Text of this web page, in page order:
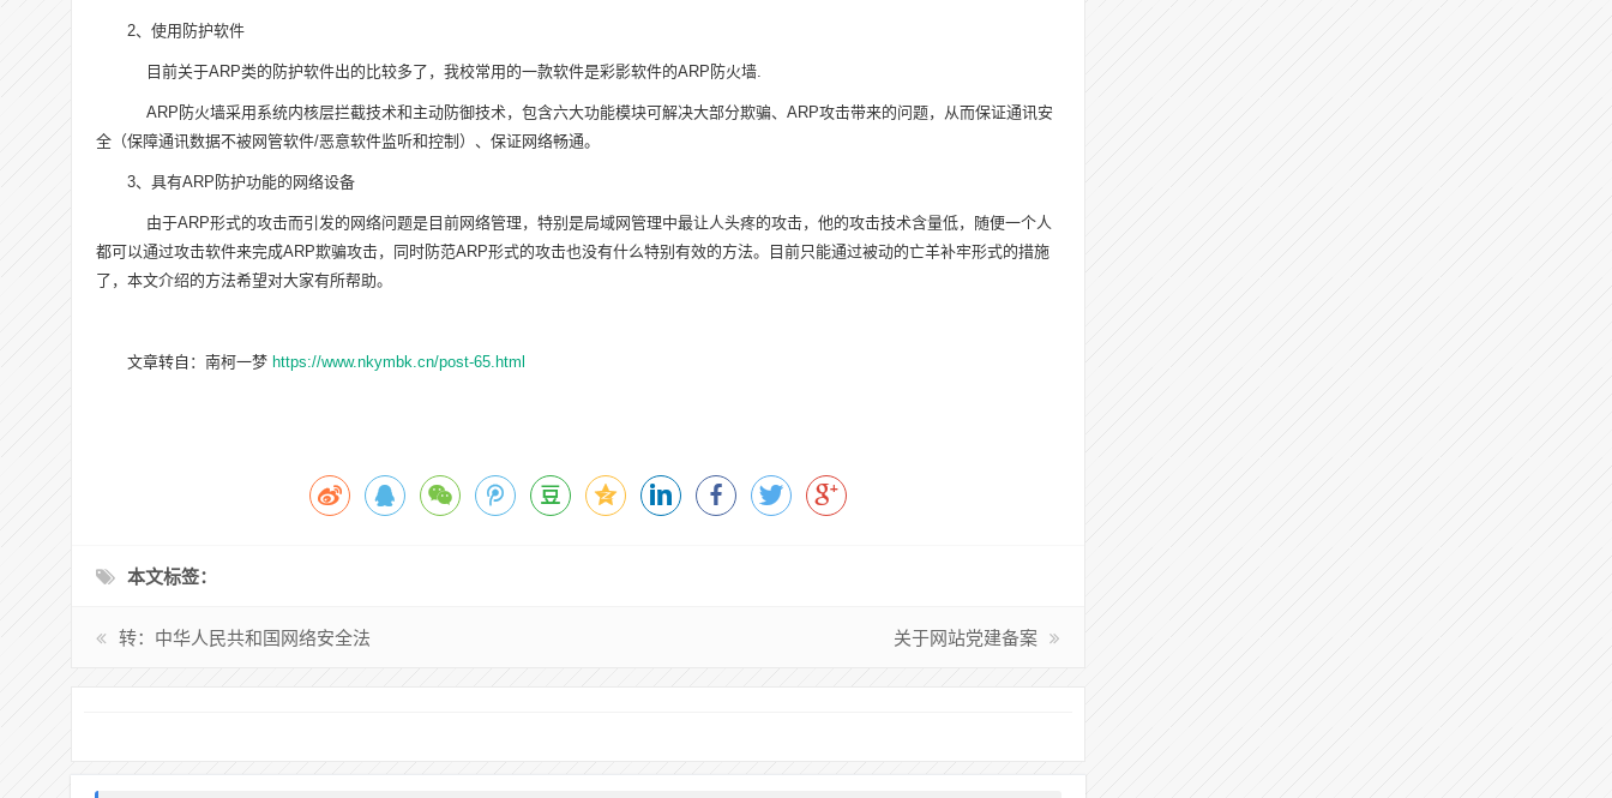
2、使用防护软件
目前关于ARP类的防护软件出的比较多了，我校常用的一款软件是彩影软件的ARP防火墙.
ARP防火墙采用系统内核层拦截技术和主动防御技术，包含六大功能模块可解决大部分欺骗、ARP攻击带来的问题，从而保证通讯安
全（保障通讯数据不被网管软件/恶意软件监听和控制）、保证网络畅通。
3、具有ARP防护功能的网络设备
由于ARP形式的攻击而引发的网络问题是目前网络管理，特别是局域网管理中最让人头疼的攻击，他的攻击技术含量低，随便一个人
都可以通过攻击软件来完成ARP欺骗攻击，同时防范ARP形式的攻击也没有什么特别有效的方法。目前只能通过被动的亡羊补牢形式的措施
了，本文介绍的方法希望对大家有所帮助。
文章转自：南柯一梦 https://www.nkymbk.cn/post-65.html
本文标签：
转：中华人民共和国网络安全法 关于网站党建备案